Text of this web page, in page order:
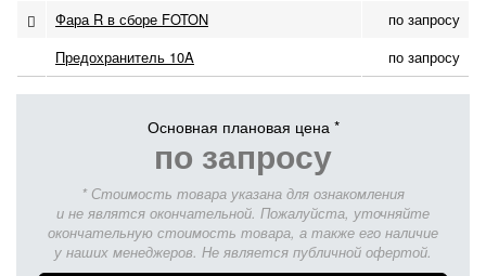
Фара R в сборе FOTON
по запросу
Предохранитель 10A
по запросу
Основная плановая цена *
по запросу
* Стоимость товара указана для ознакомления
и не являтся окончательной. Пожалуйста, уточняйте
окончательную стоимость товара, а также его наличие
у наших менеджеров. Не является публичной офертой.